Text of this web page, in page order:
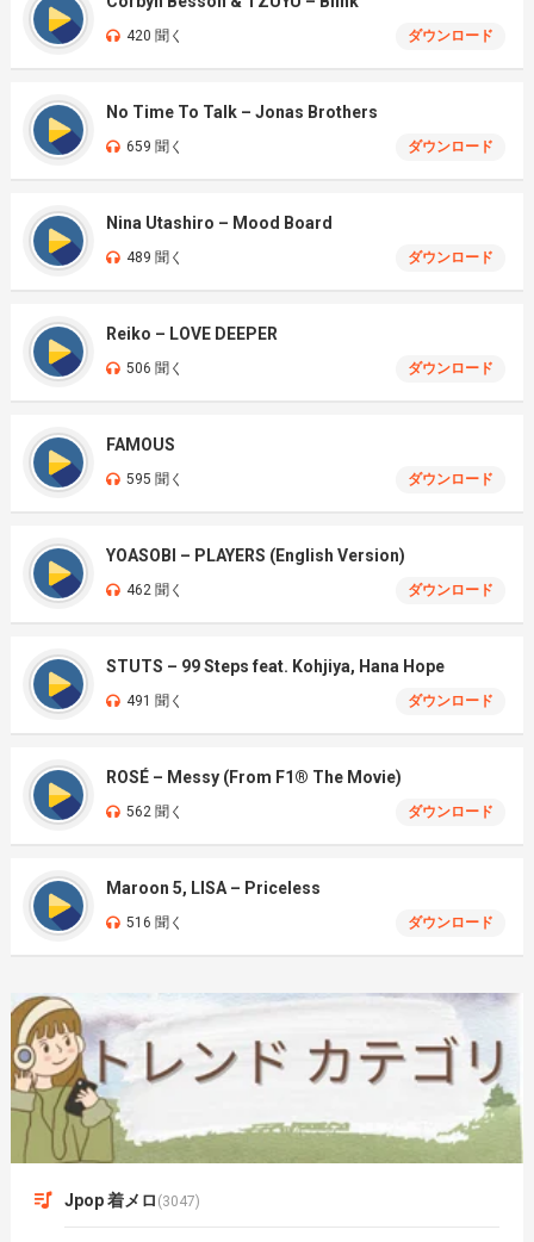
420 聞く ダウンロード
No Time To Talk – Jonas Brothers
659 聞く ダウンロード
Nina Utashiro – Mood Board
489 聞く ダウンロード
Reiko – LOVE DEEPER
506 聞く ダウンロード
FAMOUS
595 聞く ダウンロード
YOASOBI – PLAYERS (English Version)
462 聞く ダウンロード
STUTS – 99 Steps feat. Kohjiya, Hana Hope
491 聞く ダウンロード
ROSÉ – Messy (From F1® The Movie)
562 聞く ダウンロード
Maroon 5, LISA – Priceless
516 聞く ダウンロード
Jpop 着メロ (3047)